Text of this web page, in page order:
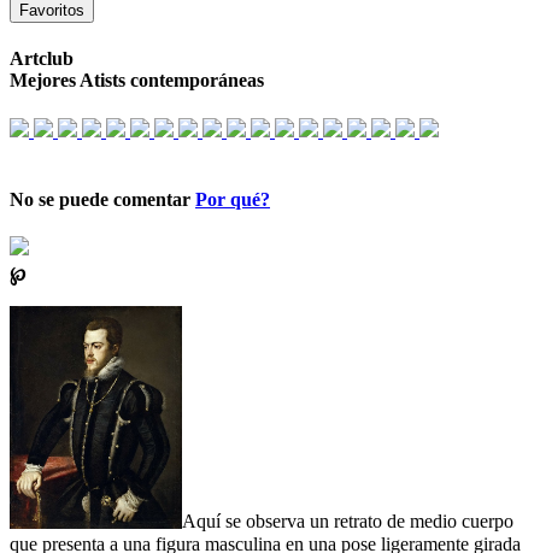
Favoritos
Artclub
Mejores Atists contemporáneas
No se puede comentar Por qué?
℘
Aquí se observa un retrato de medio cuerpo
que presenta a una figura masculina en una pose ligeramente girada